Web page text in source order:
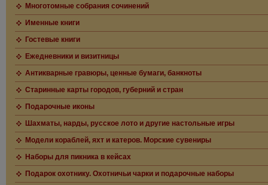
Многотомные собрания сочинений
Именные книги
Гостевые книги
Ежедневники и визитницы
Антикварные гравюры, ценные бумаги, банкноты
Старинные карты городов, губерний и стран
Подарочные иконы
Шахматы, нарды, русское лото и другие настольные игры
Модели кораблей, яхт и катеров. Морские сувениры
Наборы для пикника в кейсах
Подарок охотнику. Охотничьи чарки и подарочные наборы